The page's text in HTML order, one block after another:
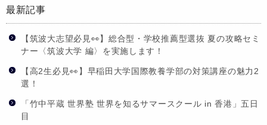
最新記事
【筑波大志望必見👀】総合型・学校推薦型選抜 夏の攻略セミ
ナー〈筑波大学 編〉を実施します！
【高2生必見👀】早稲田大学国際教養学部の対策講座の魅力2
選！
「竹中平蔵 世界塾 世界を知るサマースクール in 香港」五日
目